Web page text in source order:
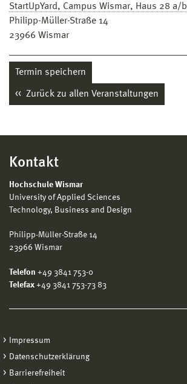
StartUpYard, Campus Wismar, Haus 28 a/b
Philipp-Müller-Straße 14
23966 Wismar
Termin speichern
Zurück zu allen Veranstaltungen
Kontakt
Hochschule Wismar
University of Applied Sciences
Technology, Business and Design
Philipp-Müller-Straße 14
23966 Wismar
Telefon +49 3841 753-0
Telefax +49 3841 753-73 83
Impressum
Datenschutzerklärung
Barrierefreiheit